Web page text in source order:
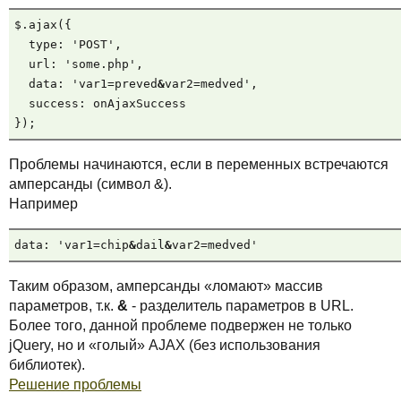
$.ajax({
  type: 'POST',
  url: 'some.php',
  data: 'var1=preved
&var2=medved',
  success: onAjaxSuccess
});
Проблемы начинаются, если в переменных встречаются
амперсанды (символ &).
Например
data: 'var1=chip&dail&var2=medved'
Таким образом, амперсанды «ломают» массив
параметров, т.к. & - разделитель параметров в URL.
Более того, данной проблеме подвержен не только
jQuery, но и «голый» AJAX (без использования
библиотек).
Решение проблемы